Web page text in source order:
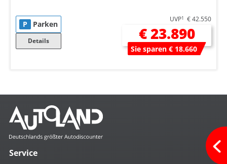
P Parken
Details
UVP1 € 42.550
€ 23.890
Sie sparen € 18.660
Service